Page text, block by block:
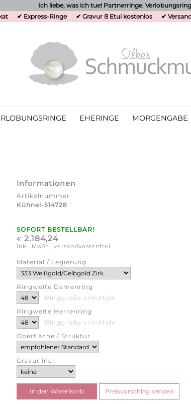
Ich liebe, was ich tue! Partnerringe.
✔ Express-Ringe ✔ Gravur ß Etui kostenlos ✔
EHERINGE MORGENGABE
Informationen
Artikelnummer
Kühnel-514728
SOFORT BESTELLBAR!
€ 2.184,24
inkl. MwSt., versandkostenfrei
Material / Legierung
Ringweite Damenring
Ringgröße ermitteln
Ringweite Herrenring
Ringgröße ermitteln
Oberfläche / Struktur
Gravur incl.